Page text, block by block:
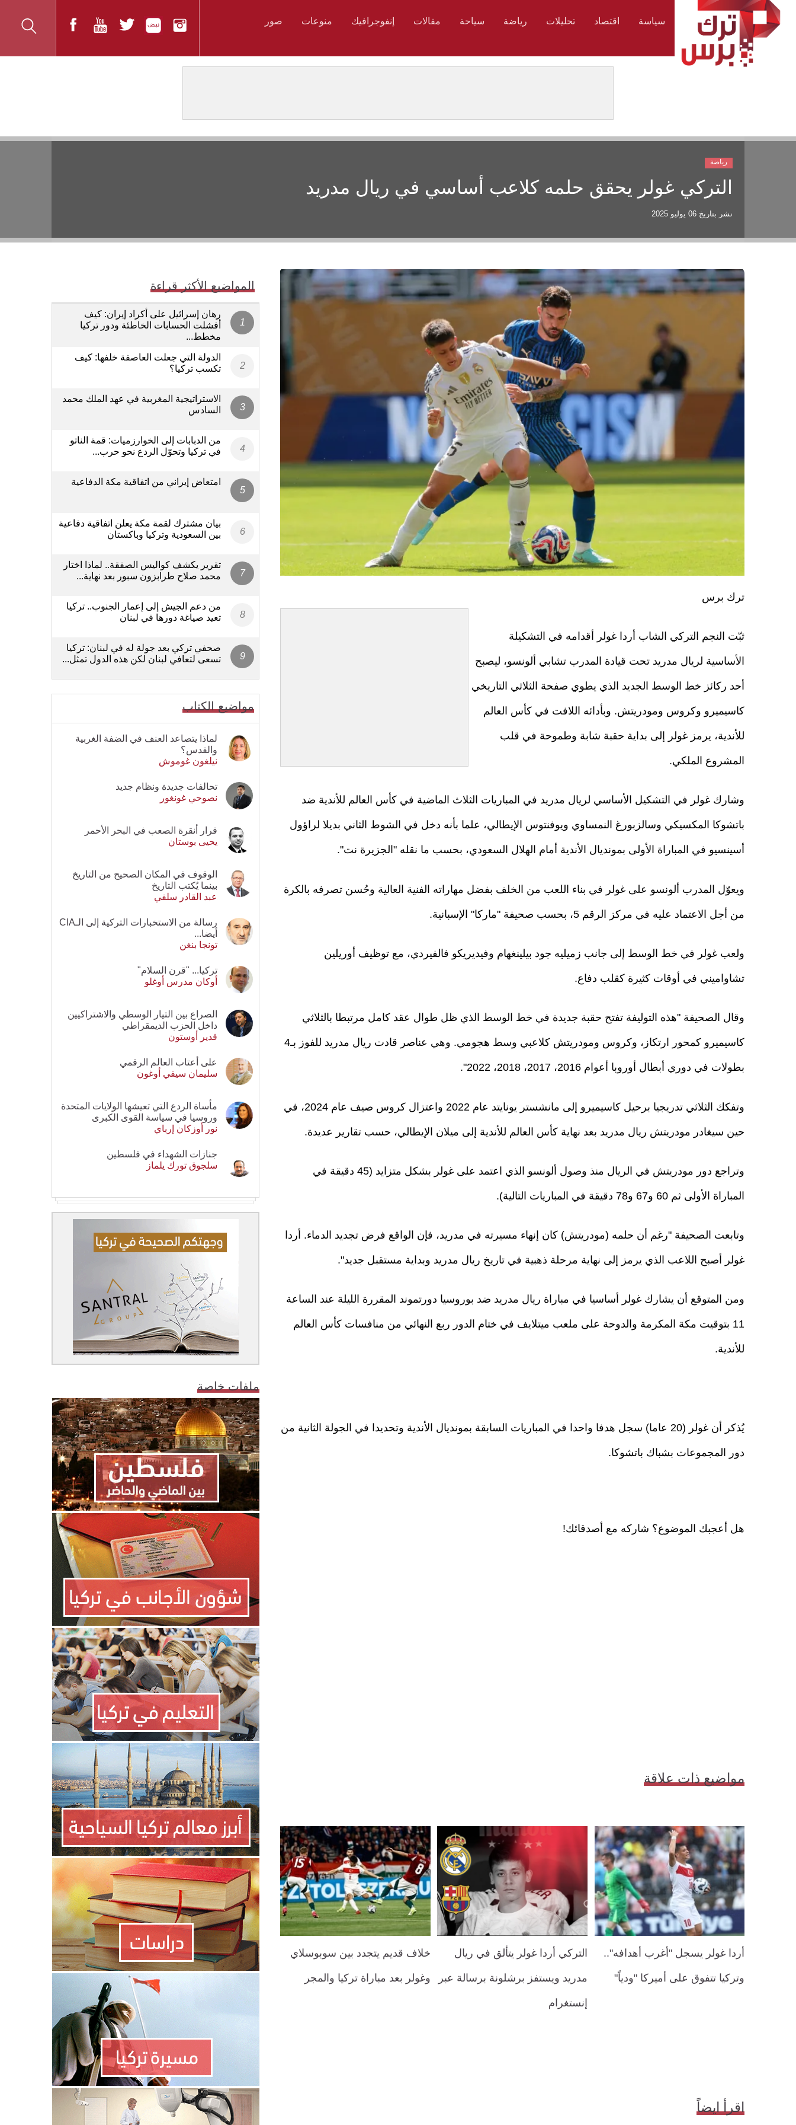
سياسة اقتصاد تحليلات رياضة سياحة مقالات إنفوجرافيك منوعات صور
التركي غولر يحقق حلمه كلاعب أساسي في ريال مدريد
نشر بتاريخ 06 يوليو 2025
رياضة
ترك برس
ثبّت النجم التركي الشاب أردا غولر أقدامه في التشكيلة
الأساسية لريال مدريد تحت قيادة المدرب تشابي ألونسو، ليصبح
أحد ركائز خط الوسط الجديد الذي يطوي صفحة الثلاثي التاريخي
كاسيميرو وكروس ومودريتش. وبأدائه اللافت في كأس العالم
للأندية، يرمز غولر إلى بداية حقبة شابة وطموحة في قلب
المشروع الملكي.
وشارك غولر في التشكيل الأساسي لريال مدريد في المباريات الثلاث الماضية في كأس العالم للأندية ضد
باتشوكا المكسيكي وسالزبورغ النمساوي ويوفنتوس الإيطالي، علما بأنه دخل في الشوط الثاني بديلا لراؤول
أسينسيو في المباراة الأولى بمونديال الأندية أمام الهلال السعودي، بحسب ما نقله "الجزيرة نت".
ويعوّل المدرب ألونسو على غولر في بناء اللعب من الخلف بفضل مهاراته الفنية العالية وحُسن تصرفه بالكرة
من أجل الاعتماد عليه في مركز الرقم 5، بحسب صحيفة "ماركا" الإسبانية.
ولعب غولر في خط الوسط إلى جانب زميليه جود بيلينغهام وفيديريكو فالفيردي، مع توظيف أوريلين
تشاواميني في أوقات كثيرة كقلب دفاع.
وقال الصحيفة "هذه التوليفة تفتح حقبة جديدة في خط الوسط الذي ظل طوال عقد كامل مرتبطا بالثلاثي
كاسيميرو كمحور ارتكاز، وكروس ومودريتش كلاعبي وسط هجومي. وهي عناصر قادت ريال مدريد للفوز بـ4
بطولات في دوري أبطال أوروبا أعوام 2016، 2017، 2018، 2022".
وتفكك الثلاثي تدريجيا برحيل كاسيميرو إلى مانشستر يونايتد عام 2022 واعتزال كروس صيف عام 2024، في
حين سيغادر مودريتش ريال مدريد بعد نهاية كأس العالم للأندية إلى ميلان الإيطالي، حسب تقارير عديدة.
وتراجع دور مودريتش في الريال منذ وصول ألونسو الذي اعتمد على غولر بشكل متزايد (45 دقيقة في
المباراة الأولى ثم 60 و67 و78 دقيقة في المباريات التالية).
وتابعت الصحيفة "رغم أن حلمه (مودريتش) كان إنهاء مسيرته في مدريد، فإن الواقع فرض تجديد الدماء. أردا
غولر أصبح اللاعب الذي يرمز إلى نهاية مرحلة ذهبية في تاريخ ريال مدريد وبداية مستقبل جديد".
ومن المتوقع أن يشارك غولر أساسيا في مباراة ريال مدريد ضد بوروسيا دورتموند المقررة الليلة عند الساعة
11 بتوقيت مكة المكرمة والدوحة على ملعب ميتلايف في ختام الدور ربع النهائي من منافسات كأس العالم
للأندية.
يُذكر أن غولر (20 عاما) سجل هدفا واحدا في المباريات السابقة بمونديال الأندية وتحديدا في الجولة الثانية من
دور المجموعات بشباك باتشوكا.
هل أعجبك الموضوع؟ شاركه مع أصدقائك!
مواضيع ذات علاقة
أردا غولر يسجل "أغرب أهدافه"..
وتركيا تتفوق على أميركا "ودياً"
التركي أردا غولر يتألق في ريال
مدريد ويستفز برشلونة برسالة عبر
إنستغرام
خلاف قديم يتجدد بين سوبوسلاي
وغولر بعد مباراة تركيا والمجر
اقرأ ايضاً
المواضيع الأكثر قراءة
رهان إسرائيل على أكراد إيران: كيف
أفشلت الحسابات الخاطئة ودور تركيا
مخطط...
الدولة التي جعلت العاصفة خلفها: كيف
تكسب تركيا؟
الاستراتيجية المغربية في عهد الملك محمد
السادس
من الدبابات إلى الخوارزميات: قمة الناتو
في تركيا وتحوّل الردع نحو حرب...
امتعاض إيراني من اتفاقية مكة الدفاعية
بيان مشترك لقمة مكة يعلن اتفاقية دفاعية
بين السعودية وتركيا وباكستان
تقرير يكشف كواليس الصفقة.. لماذا اختار
محمد صلاح طرابزون سبور بعد نهاية...
من دعم الجيش إلى إعمار الجنوب.. تركيا
تعيد صياغة دورها في لبنان
صحفي تركي بعد جولة له في لبنان: تركيا
تسعى لتعافي لبنان لكن هذه الدول تمثل...
مواضيع الكتاب
لماذا يتصاعد العنف في الضفة الغربية
والقدس؟
نيلغون غوموش
تحالفات جديدة ونظام جديد
نصوحي غونغور
قرار أنقرة الصعب في البحر الأحمر
يحيى بوستان
الوقوف في المكان الصحيح من التاريخ
بينما يُكتب التاريخ
عبد القادر سلفي
رسالة من الاستخبارات التركية إلى الـCIA
أيضا...
تونجا بنغن
تركيا... "قرن السلام"
أوكان مدرس أوغلو
الصراع بين التيار الوسطي والاشتراكيين
داخل الحزب الديمقراطي
قدير أوستون
على أعتاب العالم الرقمي
سليمان سيفي أوغون
مأساة الردع التي تعيشها الولايات المتحدة
وروسيا في سياسة القوى الكبرى
نور أوزكان إرباي
جنازات الشهداء في فلسطين
سلجوق تورك يلماز
ملفات خاصة